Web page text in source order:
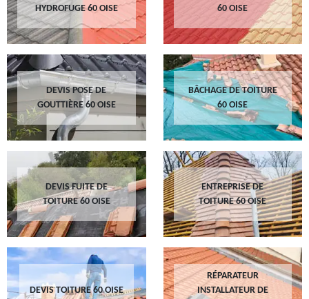
HYDROFUGE 60 OISE
60 OISE
DEVIS POSE DE
GOUTTIÈRE 60 OISE
BÂCHAGE DE TOITURE
60 OISE
DEVIS FUITE DE
TOITURE 60 OISE
ENTREPRISE DE
TOITURE 60 OISE
DEVIS TOITURE 60 OISE
RÉPARATEUR
INSTALLATEUR DE